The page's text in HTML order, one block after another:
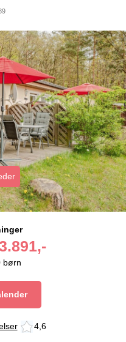
børn
4,6